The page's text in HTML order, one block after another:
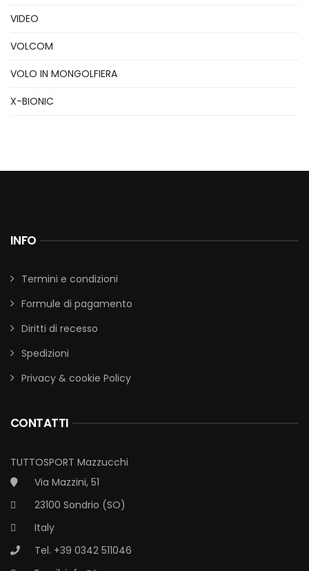
VIDEO
VOLCOM
VOLO IN MONGOLFIERA
X-BIONIC
INFO
Termini e condizioni
Formule di pagamento
Diritti di recesso
Spedizioni
Privacy & cookie Policy
CONTATTI
TUTTOSPORT Mazzucchi
Via Mazzini, 51
23100 Sondrio (SO)
Italy
Tel. +39 0342 511046